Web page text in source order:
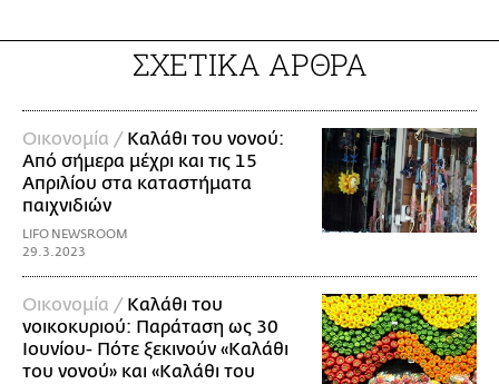
ΣΧΕΤΙΚΑ ΑΡΘΡΑ
Οικονομία / Καλάθι του νονού:
Από σήμερα μέχρι και τις 15
Απριλίου στα καταστήματα
παιχνιδιών
LIFO NEWSROOM
29.3.2023
Οικονομία / Καλάθι του
νοικοκυριού: Παράταση ως 30
Ιουνίου- Πότε ξεκινούν «Καλάθι
του νονού» και «Καλάθι του